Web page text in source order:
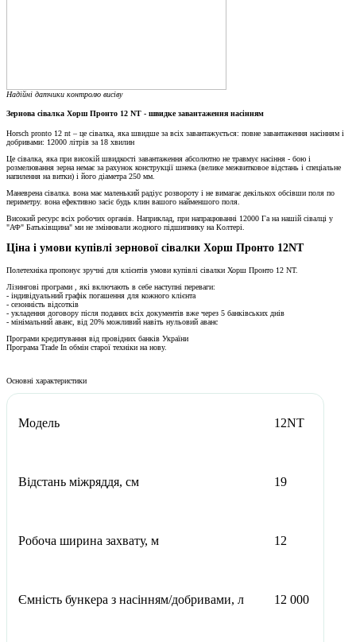
Надійні датчики контролю висіву
Зернова сівалка Хорш Пронто 12 NT - швидкезавантаження насінням
Horsch pronto 12 nt – це сівалка, яка швидше за всіх завантажується: повне завантаження насінням і
добривами: 12000 літрів за 18 хвилин
Це сівалка, яка при високій швидкості завантаження абсолютно не травмує насіння - бою і
розмелювання зерна немає за рахунок конструкції шнека (велике межвитковое відстань і спеціальне
напилення на витки) і його діаметра 250 мм.
Маневрена сівалка. вона має маленький радіус розвороту і не вимагає декількох обсівши поля по
периметру. вона ефективно засіє будь клин вашого найменшого поля.
Високий ресурс всіх робочих органів. Наприклад, при напрацюванні 12000 Га на нашій сівалці у
"АФ" Батьківщина" ми не змінювали жодного підшипнику на Колтері.
Ціна і умови купівлі зернової сівалки Хорш Пронто 12NT
Полетехніка пропонує зручні для клієнтів умови купівлі сівалки Хорш Пронто 12 NT.
Лізингові програми , які включають в себе наступні переваги: ​​
- індивідуальний графік погашення для кожного клієнта
- сезонність відсотків
- укладення договору після поданих всіх документів вже через 5 банківських днів
- мінімальний аванс, від 20% можливий навіть нульовий аванс
Програми кредитування від провідних банків України
Програма Trade In обмін старої техніки на нову.
Основні характеристики
Модель 12NT
Відстань міжряддя, см 19
Робоча ширина захвату, м 12
Ємність бункера з насінням/добривами, л 12 000